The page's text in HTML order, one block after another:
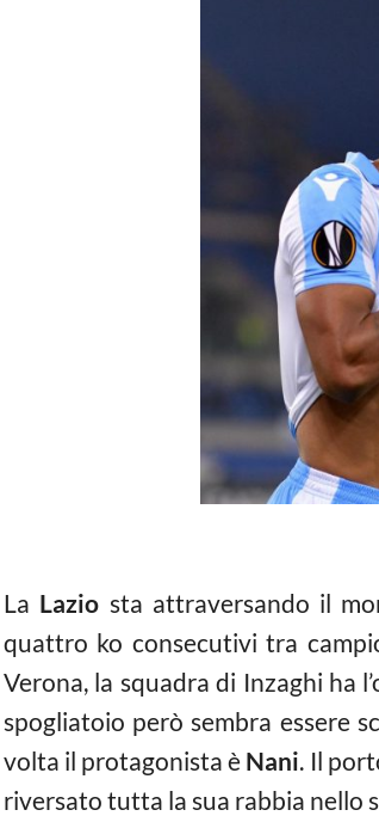
La Lazio sta attraversando il
quattro ko consecutivi tra
Verona, la squadra di Inzaghi ha
spogliatoio però sembra essere
volta il protagonista è Nani. Il
riversato tutta la sua rabbia nello